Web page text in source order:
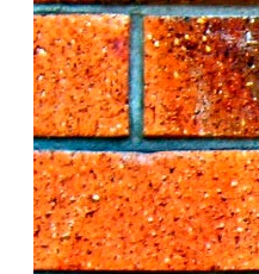
Planta de hormigón
Para el profesional